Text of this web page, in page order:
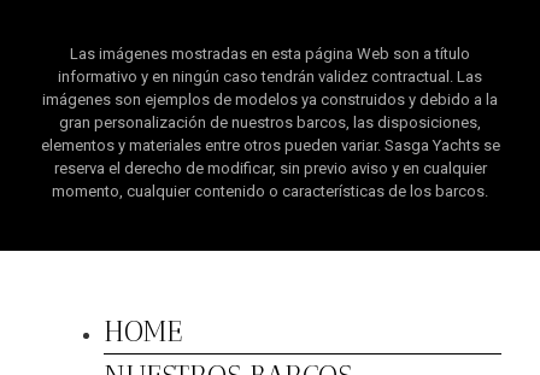
Las imágenes mostradas en esta página Web son a título
informativo y en ningún caso tendrán validez contractual. Las
imágenes son ejemplos de modelos ya construidos y debido a la
gran personalización de nuestros barcos, las disposiciones,
elementos y materiales entre otros pueden variar. Sasga Yachts se
reserva el derecho de modificar, sin previo aviso y en cualquier
momento, cualquier contenido o características de los barcos.
HOME